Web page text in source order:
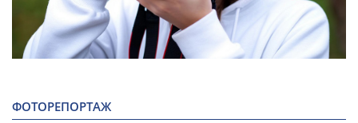
ФОТОРЕПОРТАЖ